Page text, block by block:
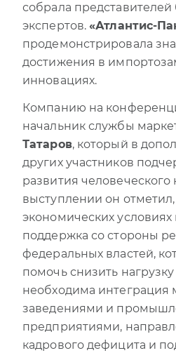
собрала представителей
экспертов. «Атлантис-
продемонстрировала
достижения в
инновациях.
Компанию на
начальник службы
Татаров, который в
других участников
развития человеческого
выступлении он
экономических
поддержка со стороны
федеральных властей,
помочь снизить
необходима
заведениями и
предприятиями,
кадрового дефицита и